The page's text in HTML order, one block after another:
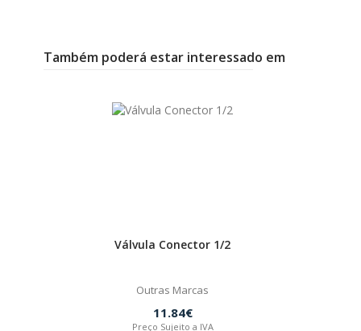
Também poderá estar interessado em
Válvula Conector 1/2
Outras Marcas
11.84€
Preço Sujeito a IVA